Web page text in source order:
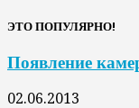
ЭТО ПОПУЛЯРНО!
Появление
02.06.2013